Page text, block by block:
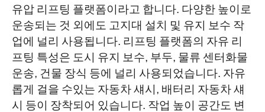
유압 리프팅 플랫폼이라고 합니다. 다양한 높이로
운송되는 것 외에도 고지대 설치 및 유지 보수 작
업에 널리 사용됩니다. 리프팅 플랫폼의 자유 리
프팅 특성은 도시 유지 보수, 부두, 물류 센터화물
운송, 건물 장식 등에 널리 사용되었습니다. 자유
롭게 걸을 수있는 자동차 섀시, 배터리 자동차 섀
시 등이 장착되어 있습니다. 작업 높이 공간도 변